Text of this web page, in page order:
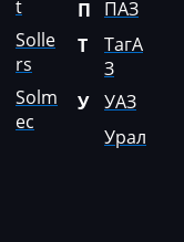
t
Solle
rs
Solm
ec
П
ПАЗ
Т
ТагА
З
У
УАЗ
Урал